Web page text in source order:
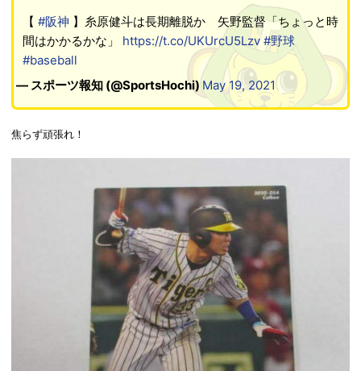
【 #阪神 】糸原健斗は長期離脱か 矢野監督「ちょっと時
間はかかるかな」 https://t.co/UKUrcU5Lzv #野球
#baseball
— スポーツ報知 (@SportsHochi) May 19, 2021
焦らず頑張れ！